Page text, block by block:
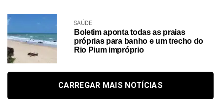
SAÚDE
Boletim aponta todas as praias
próprias para banho e um trecho do
Rio Pium impróprio
CARREGAR MAIS NOTÍCIAS